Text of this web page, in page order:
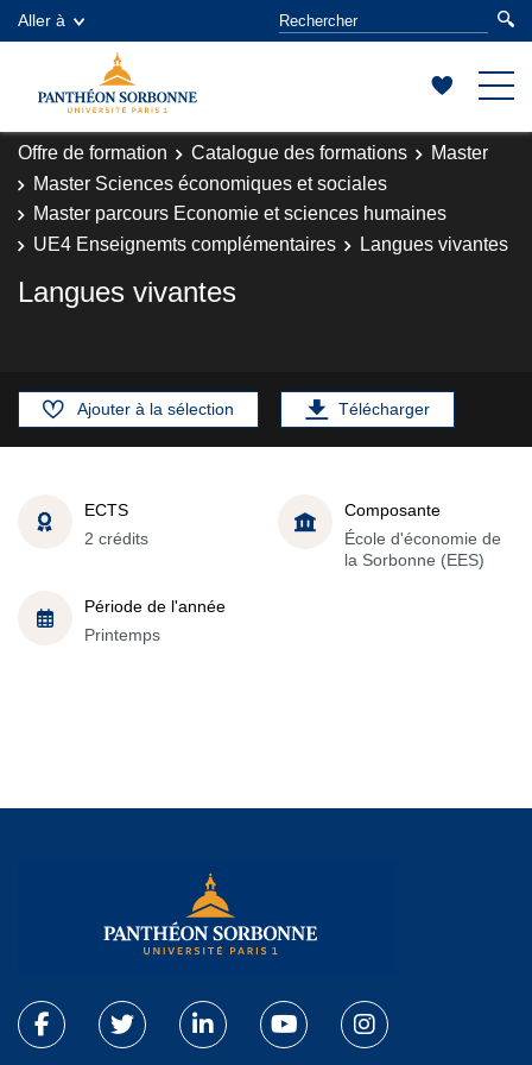
Aller à
Offre de formation Catalogue des formations
Master
Master Sciences économiques et sociales
Master parcours Economie et sciences humaines
UE4 Enseignemts complémentaires
Langues vivantes
Langues vivantes
Ajouter à la sélection Télécharger
ECTS
2 crédits
Composante
École d'économie de
la Sorbonne (EES)
Période de l'année
Printemps